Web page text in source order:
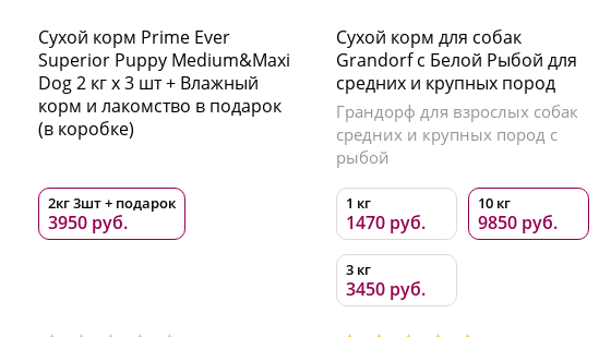
Сухой корм Prime Ever
Superior Puppy Medium&Maxi
Dog 2 кг х 3 шт + Влажный
корм и лакомство в подарок
(в коробке)
2кг 3шт + подарок
3950 руб.
Сухой корм для собак
Grandorf с Белой Рыбой для
средних и крупных пород
Грандорф для взрослых собак
средних и крупных пород с
рыбой
1 кг
1470 руб.
10 кг
9850 руб.
3 кг
3450 руб.